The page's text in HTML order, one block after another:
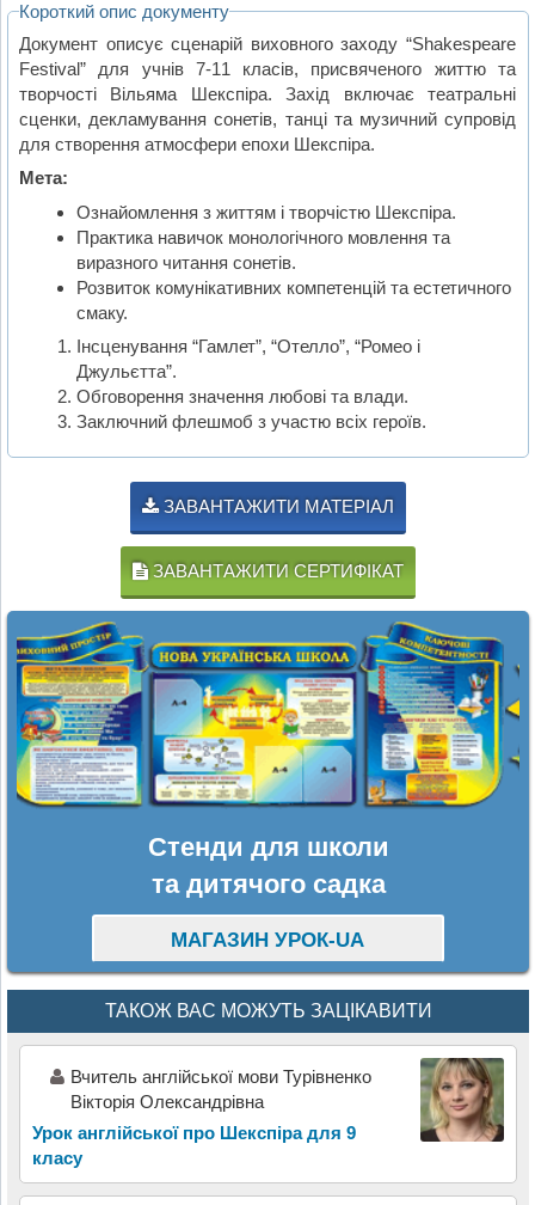
Короткий опис документу
Документ описує сценарій виховного заходу “Shakespeare
Festival” для учнів 7-11 класів, присвяченого життю та
творчості Вільяма Шекспіра. Захід включає театральні
сценки, декламування сонетів, танці та музичний супровід
для створення атмосфери епохи Шекспіра.
Мета:
Ознайомлення з життям і творчістю Шекспіра.
Практика навичок монологічного мовлення та
виразного читання сонетів.
Розвиток комунікативних компетенцій та естетичного
смаку.
Інсценування “Гамлет”, “Отелло”, “Ромео і
Джульєтта”.
Обговорення значення любові та влади.
Заключний флешмоб з участю всіх героїв.
ЗАВАНТАЖИТИ МАТЕРІАЛ
ЗАВАНТАЖИТИ СЕРТИФІКАТ
Стенди для школи
та дитячого садка
МАГАЗИН УРОК-UA
ТАКОЖ ВАС МОЖУТЬ ЗАЦІКАВИТИ
Вчитель англійської мови Турівненко
Вікторія Олександрівна
Урок англійської про Шекспіра для 9
класу